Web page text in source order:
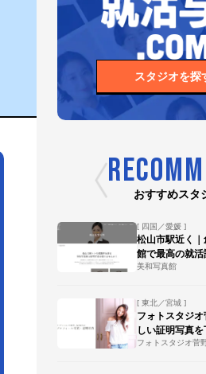
スタジオを探
おすすめスタ
[ 四国／愛媛 ]
松山市駅近く
館で最高の就
能！
美和写真館
[ 東北／宮城 ]
フォトスタジ
しい証明写真
真館【陸前落合
フォトスタジオ菅